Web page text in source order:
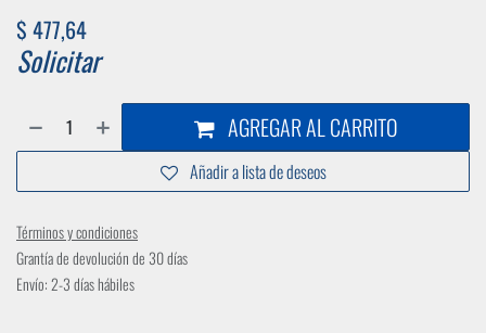
$ 477,64
Solicitar
AGREGAR AL CARRITO
Añadir a lista de deseos
Términos y condiciones
Grantía de devolución de 30 días
Envío: 2-3 días hábiles